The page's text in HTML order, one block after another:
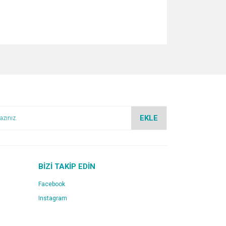
EKLE
BİZİ TAKİP EDİN
Facebook
Instagram